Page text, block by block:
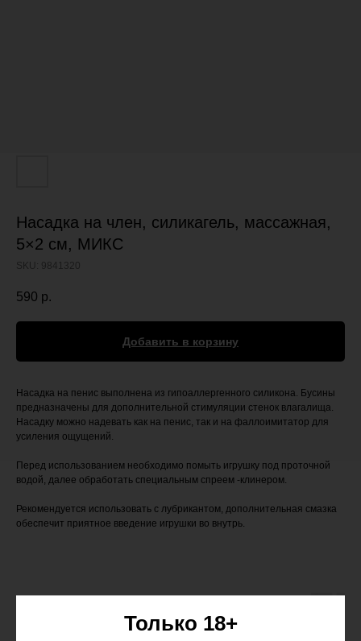
Только 18+
Насадка на член, силикагель, массажная,
5×2 см, МИКС
SKU: 9841320
590 р.
Добавить в корзину
Насадка на пенис выполнена из гипоаллергенного силикона. Бусины
предназначены для дополнительной стимуляции стенок влагалища.
Насадку можно надевать как на пенис, так и на фаллоимитатор для
усиления ощущений.
Перед использованием необходимо помыть игрушку под проточной
водой, далее обработать специальным спреем -клинером.
Рекомендуется использовать с лубрикантом, дополнительная смазка
обеспечит приятное введение игрушки во внутрь.